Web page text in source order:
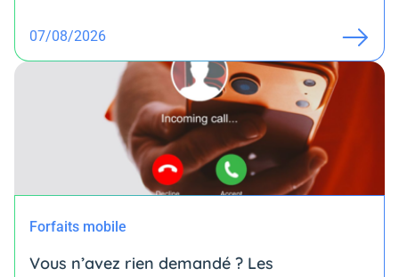
07/08/2026
Forfaits mobile
Vous n’avez rien demandé ? Les